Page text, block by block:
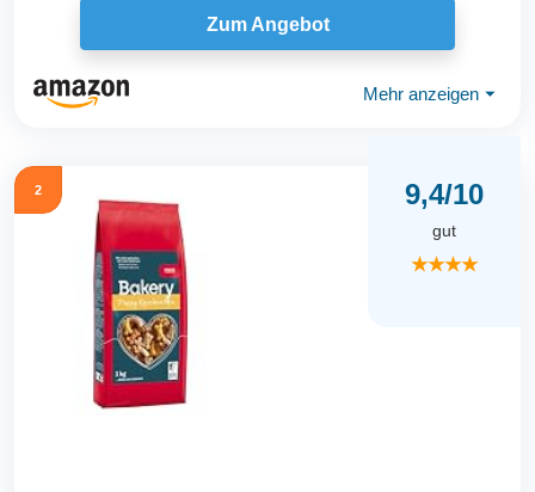
Zum Angebot
Mehr anzeigen ⏷
2 9,4/10
gut
★★★★